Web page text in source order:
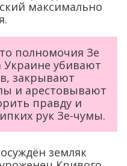
максимально
полномочия Зе
Украине убивают
закрывают
и арестовывают
правду и
рук Зе-чумы.
земляк